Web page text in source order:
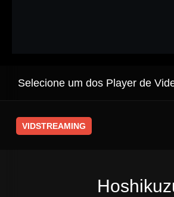
Selecione um dos Player de
VIDSTREAMING